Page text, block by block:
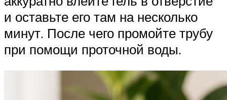
и оставьте его там на несколько
минут. После чего промойте трубу
при помощи проточной воды.